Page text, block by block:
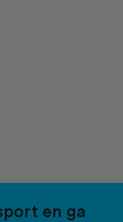
en ga